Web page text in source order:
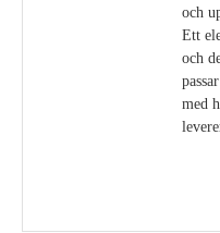
och
Ett
och
med